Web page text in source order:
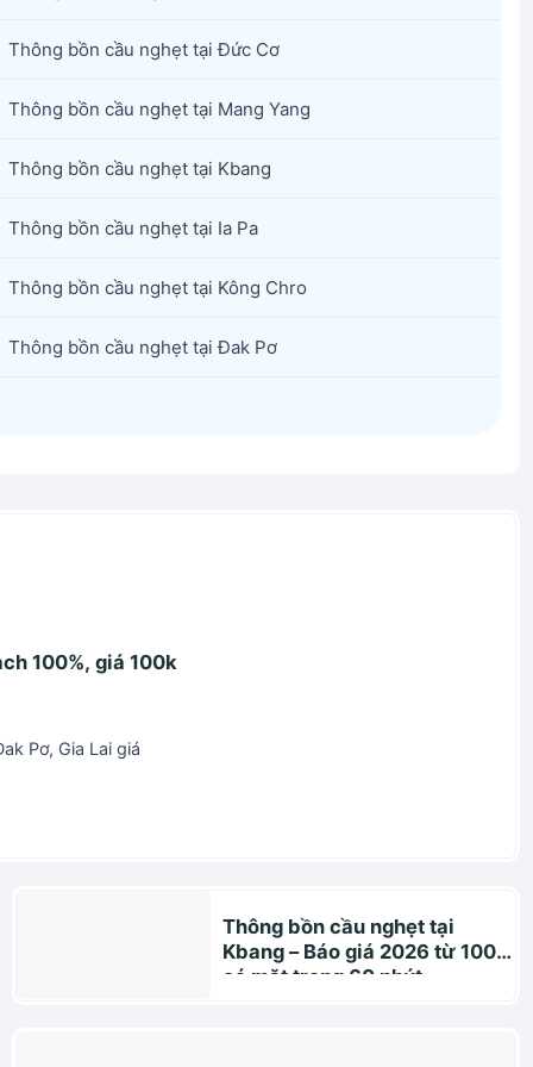
Thông bồn cầu nghẹt tại Đức Cơ
Thông bồn cầu nghẹt tại Mang Yang
Thông bồn cầu nghẹt tại Kbang
Thông bồn cầu nghẹt tại Ia Pa
Thông bồn cầu nghẹt tại Kông Chro
Thông bồn cầu nghẹt tại Đak Pơ
100%, giá 100k
Pơ, Gia Lai giá
Thông bồn cầu nghẹt tại
Kbang – Báo giá 2026 từ 100K,
có mặt trong 60 phút